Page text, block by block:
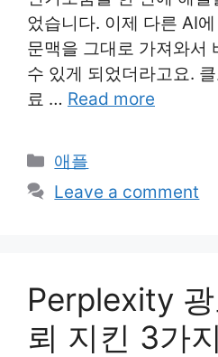
었습니다. 이제 다른 AI
문맥을 그대로 가져와서
수 있게 되었더라고요.
료 … Read more
Categories
애플
Leave a comment
Perplexity
뢰 지킨 3가